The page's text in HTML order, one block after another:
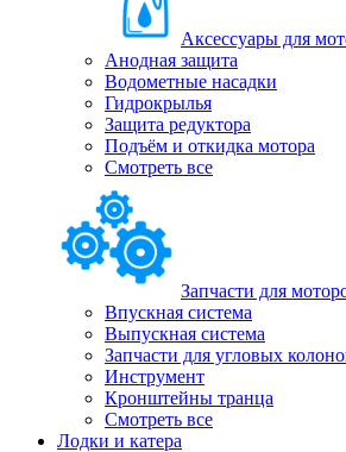
Аксессуары для
Анодная защита
Водометные насадки
Гидрокрылья
Защита редуктора
Подъём и откидка мотора
Смотреть все
Запчасти для
Впускная система
Выпускная система
Запчасти для угловых
Инструмент
Кронштейны транца
Смотреть все
Лодки и катера